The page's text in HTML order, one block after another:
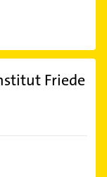
Friede